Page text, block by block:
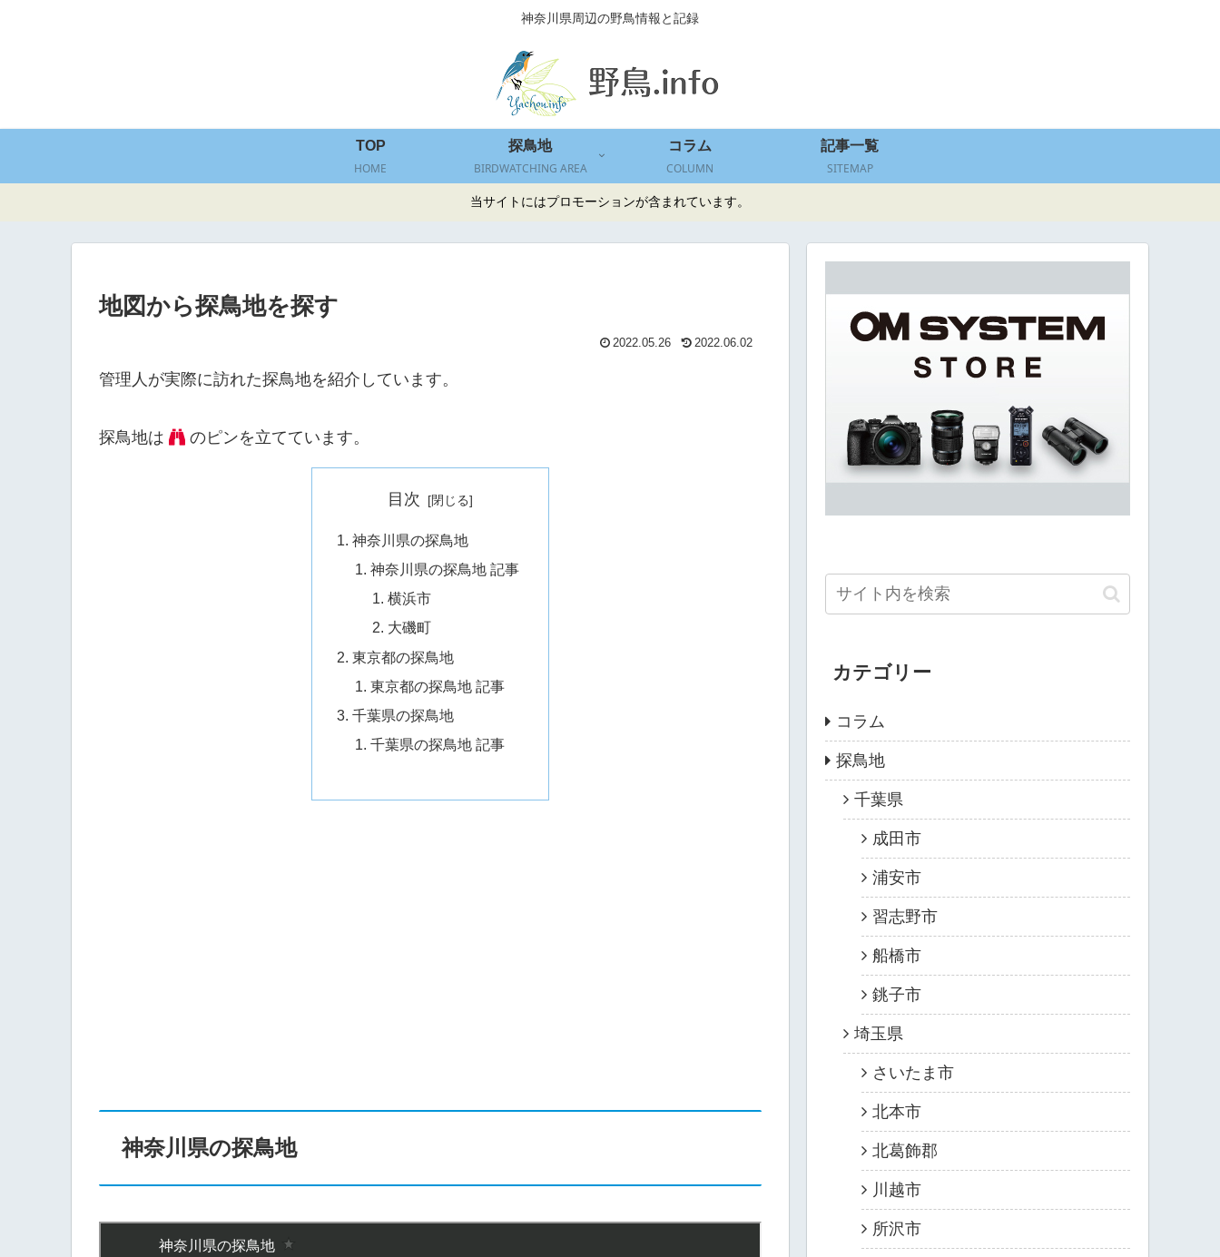
神奈川県周辺の野鳥情報と記録
TOP
HOME
探鳥地
BIRDWATCHING AREA
コラム
COLUMN
記事一覧
SITEMAP
当サイトにはプロモーションが含まれています。
地図から探鳥地を探す
2022.05.26 2022.06.02
管理人が実際に訪れた探鳥地を紹介しています。
探鳥地は のピンを立てています。
目次
神奈川県の探鳥地
神奈川県の探鳥地 記事
横浜市
大磯町
東京都の探鳥地
東京都の探鳥地 記事
千葉県の探鳥地
千葉県の探鳥地 記事
神奈川県の探鳥地
カテゴリー
コラム
探鳥地
千葉県
成田市
浦安市
習志野市
船橋市
銚子市
埼玉県
さいたま市
北本市
北葛飾郡
川越市
所沢市